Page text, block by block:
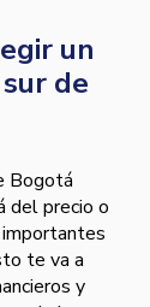
un
de
Bogotá
del precio o
te va a
y